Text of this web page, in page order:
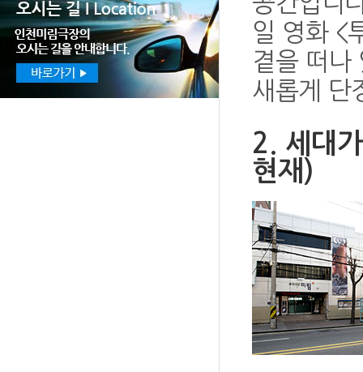
일 영화 <
곁을 떠
새롭게 단
2. 세대
현재)